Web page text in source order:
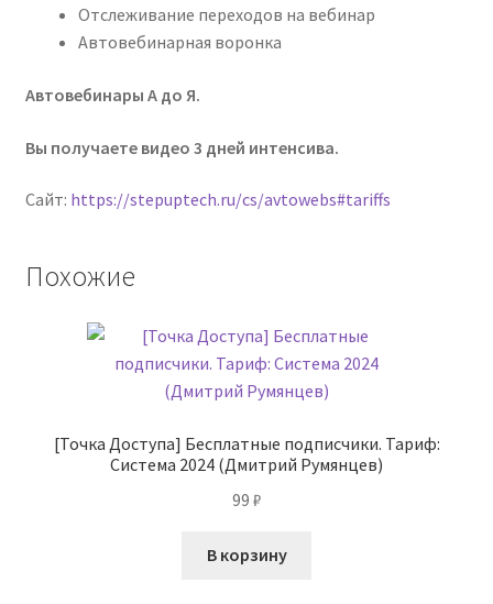
Отслеживание переходов на вебинар
Автовебинарная воронка
Автовебинары А до Я.
Вы получаете видео 3 дней интенсива.
Сайт: https://stepuptech.ru/cs/avtowebs#tariffs
Похожие
[Точка Доступа] Бесплатные подписчики. Тариф:
Система 2024 (Дмитрий Румянцев)
99 ₽
В корзину